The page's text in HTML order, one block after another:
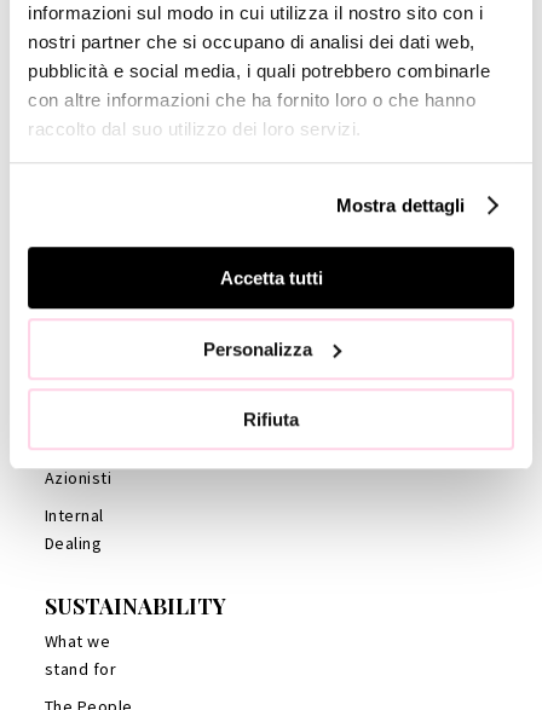
informazioni sul modo in cui utilizza il nostro sito con i
nostri partner che si occupano di analisi dei dati web,
pubblicità e social media, i quali potrebbero combinarle
con altre informazioni che ha fornito loro o che hanno
raccolto dal suo utilizzo dei loro servizi.
Mostra dettagli
Accetta tutti
Personalizza
Rifiuta
Profile
GOVERNANCE
Consiglio di
Amministrazione
Statuto
Condotta
revisione
Assemblea
Azionisti
Internal
Dealing
SUSTAINABILITY
What we
stand for